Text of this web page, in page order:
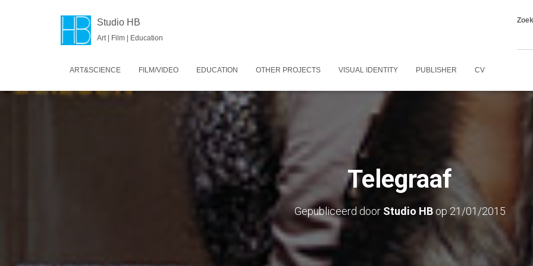
Studio HB
Art | Film | Education
ART&SCIENCE FILM/VIDEO EDUCATION OTHER PROJECTS VISUAL IDENTITY PUBLISHER CV
Telegraaf
Gepubliceerd door Studio HBop21/01/2015